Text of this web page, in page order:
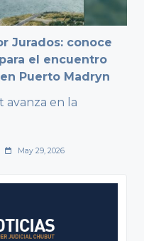
Jurados: conoce
el encuentro
Puerto Madryn
avanza en la
May 29, 2026